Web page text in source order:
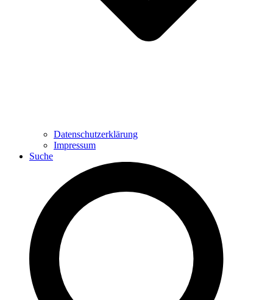
Datenschutzerklärung
Impressum
Suche